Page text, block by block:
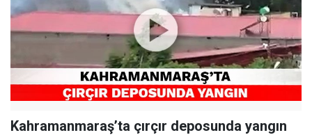
Kahramanmaraş’ta çırçır deposunda yangın